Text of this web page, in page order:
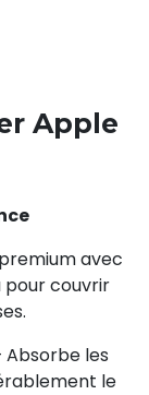
Apple
avec
pour couvrir
Absorbe les
le